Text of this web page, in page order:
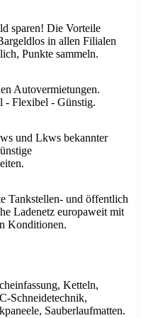
sparen! Die Vorteile
in allen Filialen
Punkte sammeln.
Autovermietungen.
- Flexibel - Günstig.
und Lkws bekannter
Tankstellen- und öffentlich
Ladenetz europaweit mit
Konditionen.
Ketteln,
Schneidetechnik,
Sauberlaufmatten.